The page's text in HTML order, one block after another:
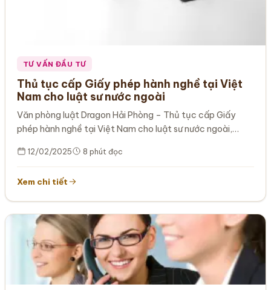
TƯ VẤN ĐẦU TƯ
Thủ tục cấp Giấy phép hành nghề tại Việt
Nam cho luật sư nước ngoài
Văn phòng luật Dragon Hải Phòng – Thủ tục cấp Giấy
phép hành nghề tại Việt Nam cho luật sư nước ngoài,…
12/02/2025 8 phút đọc
Xem chi tiết